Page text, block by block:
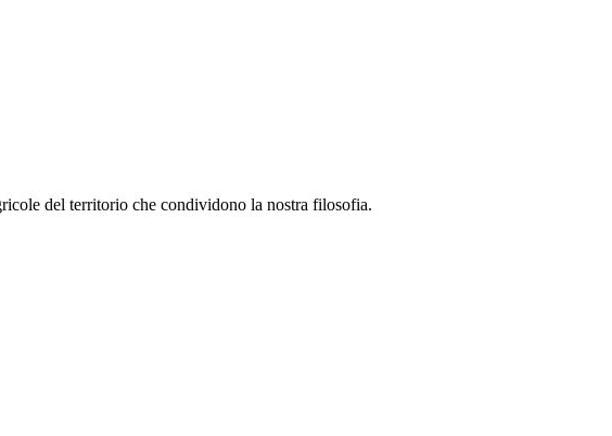
del territorio che condividono la nostra filosofia.